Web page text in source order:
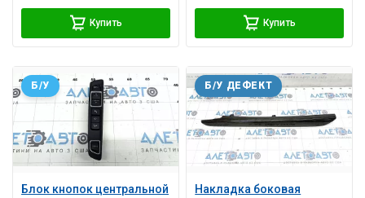
Купить Купить
Блок кнопок центральной
Б/У
Накладка боковая
Б/У ДЕФЕКТ